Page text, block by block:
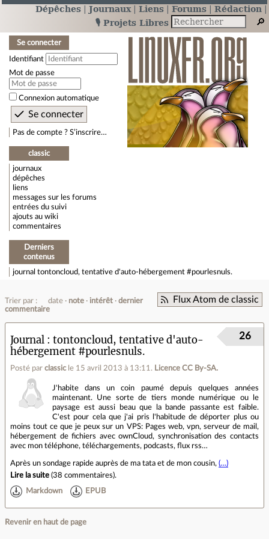
Dépêches Journaux Liens Forums
Rédaction
🎙️ Projets Libres
Se connecter
Identifiant
Mot de passe
Connexion automatique
Pas de compte ? S’inscrire…
classic
journaux
dépêches
liens
messages sur les forums
entrées du suivi
ajouts au wiki
commentaires
Derniers
contenus
journal tontoncloud, tentative d'auto-hébergement #pourlesnuls.
Flux Atom de classic
Trier par : date note intérêt
dernier
commentaire
Journal
tontoncloud, tentative d'auto-
hébergement #pourlesnuls.
Posté par classic le 15 avril 2013 à 13:11 . Licence CC By‑SA.
26
J'habite dans un coin paumé depuis quelques années
maintenant. Une sorte de tiers monde numérique ou le
paysage est aussi beau que la bande passante est faible.
C'est pour cela que j'ai pris l'habitude de déporter plus ou
moins tout ce que je peux sur un VPS: Pages web, vpn, serveur de mail,
hébergement de fichiers avec ownCloud, synchronisation des contacts
avec mon téléphone, téléchargements, podcasts, flux rss…
Après un sondage rapide auprès de ma tata et de mon cousin, (…)
Lire la suite (38 commentaires).
Markdown EPUB
Revenir en haut de page